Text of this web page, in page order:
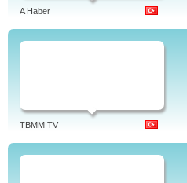
A Haber
TBMM TV